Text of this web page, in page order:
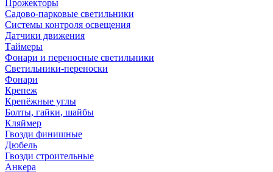
Прожекторы
Садово-парковые светильники
Системы контроля освещения
Датчики движения
Таймеры
Фонари и переносные светильники
Светильники-переноски
Фонари
Крепеж
Крепёжные углы
Болты, гайки, шайбы
Кляймер
Гвозди финишные
Дюбель
Гвозди строительные
Анкера